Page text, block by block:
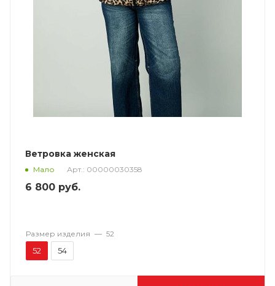
Ветровка женская
Мало Арт.: 00000030358
6 800 руб.
Размер изделия — 52
52 54